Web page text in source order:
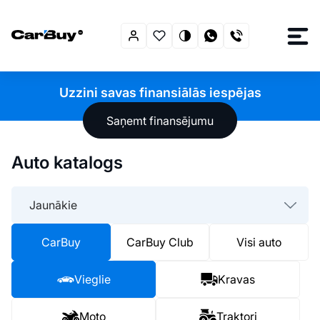
Uzzini savas finansiālās iespējas
Saņemt finansējumu
Auto katalogs
Jaunākie
CarBuy CarBuy Club Visi auto
Vieglie Kravas
Moto Traktori